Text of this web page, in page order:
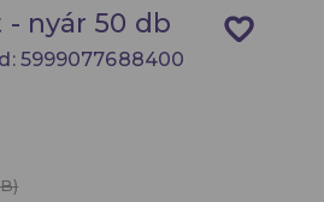
favorite_border
nyár 50 db
5999077688400